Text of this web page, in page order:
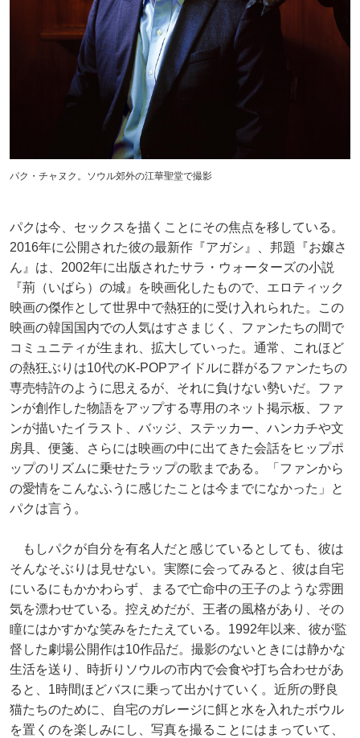
パク・チャヌク。ソウル郊外の江華聖堂で撮影
パクは今、セックスを描くことにその焦点を移している。
2016年に公開された彼の最新作『アガシ』、邦題『お嬢さ
ん』は、2002年に出版されたサラ・ウォーターズの小説
『荊（いばら）の城』を映画化したもので、エロティック
映画の傑作として世界中で熱狂的に受け入れられた。この
映画の韓国国内での人気はすさまじく、ファンたちの間で
コミュニティが生まれ、拡大していった。通常、これほど
の熱狂ぶりは10代のK-POPアイドルに群がるファンたちの
専売特許のように思えるが、それに負けない勢いだ。ファ
ンが創作した物語をアップする専用のネット掲示板、ファ
ンが描いたイラスト、バッジ、ステッカー、ハンカチや文
房具、便箋、さらには映画の中に出てきた会話をヒップポ
ップのリズムに乗せたラップの歌まである。「ファンから
の愛情をこんなふうに感じたことは今までになかった」と
パクは言う。
もしパクが自分を有名人だと感じているとしても、彼は
そんなそぶりは見せない。実際に会ってみると、彼は自宅
にいるにもかかわらず、まるで亡命中の王子のような雰囲
気を漂わせている。控えめだが、王者の風格があり、その
瞳にはかすかな笑みをたたえている。1992年以来、彼が監
督した劇場公開作は10作品だ。撮影のないときには静かな
生活を送り、時折りソウルの市内で会食や打ち合わせがあ
ると、1時間ほどバスに乗って出かけていく。近所の野良
猫たちのために、自宅のガレージに餌と水を入れたボウル
を置くのを楽しみにし、写真を撮ることにはまっていて、